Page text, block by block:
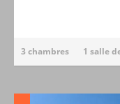
3 chambres 1 salle